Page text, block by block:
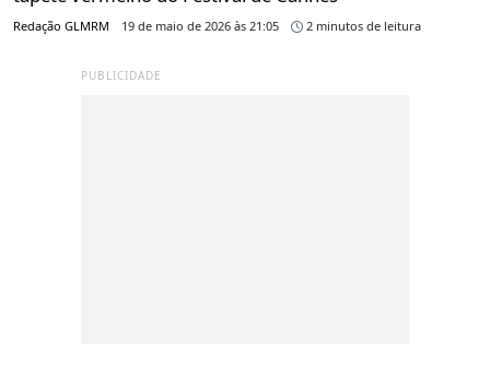
Redação GLMRM 19 de maio de 2026 às 21:05 2 minutos de leitura
PUBLICIDADE